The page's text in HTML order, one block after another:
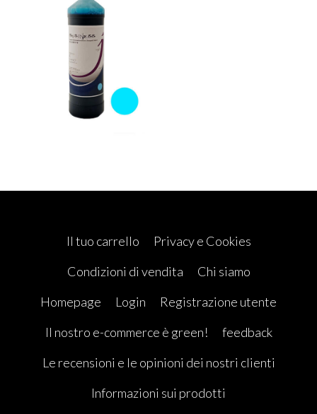
Il tuo carrello
Privacy e Cookies
Condizioni di vendita
Chi siamo
Homepage
Login
Registrazione utente
Il nostro e-commerce è green!
feedback
Le recensioni e le opinioni dei nostri clienti
Informazioni sui prodotti